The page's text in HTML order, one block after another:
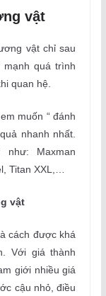
vật
vật chỉ sau
quá trình
quan hệ.
muốn “ đánh
nhanh nhất.
như: Maxman
Titan XXL,…
vật
cách được khá
Với giá thành
giới nhiều giá
cậu nhỏ, điều